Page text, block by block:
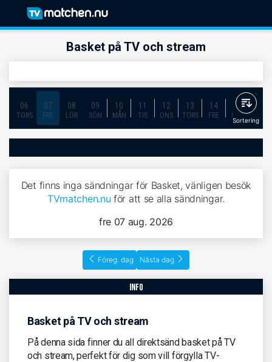
Basket på TV och stream
06
TORS
07
FRE
08
LÖR
09
SÖN
10
MÅN
11
TIS
12
ONS
13
TORS
14
FRE
15
LÖR
Sortering
Det finns inga sändningar för Basket, vänligen besök
TVmatchen.nu för att se alla sändningar.
fre 07 aug. 2026
Föreg. dag Nästa dag
info
Basket på TV och stream
På denna sida finner du all direktsänd basket på TV
och stream, perfekt för dig som vill förgylla TV-